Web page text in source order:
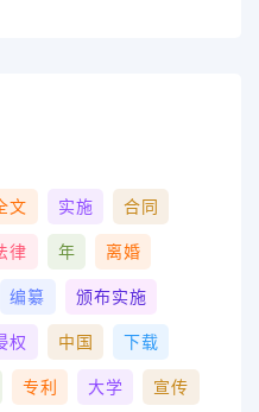
文 实施 合同
律 年 离婚
编纂 颁布实施
权 中国 下载
专利 大学 宣传